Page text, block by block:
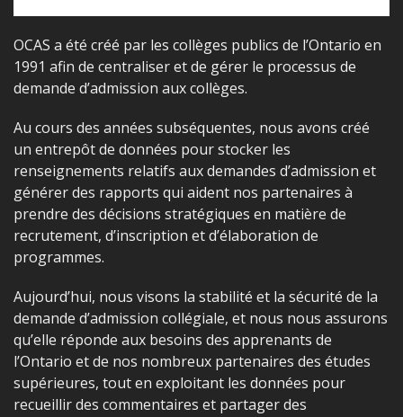
OCAS a été créé par les collèges publics de l’Ontario en
1991 afin de centraliser et de gérer le processus de
demande d’admission aux collèges.
Au cours des années subséquentes, nous avons créé
un entrepôt de données pour stocker les
renseignements relatifs aux demandes d’admission et
générer des rapports qui aident nos partenaires à
prendre des décisions stratégiques en matière de
recrutement, d’inscription et d’élaboration de
programmes.
Aujourd’hui, nous visons la stabilité et la sécurité de la
demande d’admission collégiale, et nous nous assurons
qu’elle réponde aux besoins des apprenants de
l’Ontario et de nos nombreux partenaires des études
supérieures, tout en exploitant les données pour
recueillir des commentaires et partager des